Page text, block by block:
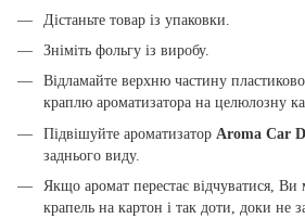
Дістаньте товар із упаковки.
Зніміть фольгу із виробу.
Відламайте верхню частину
краплю ароматизатора на целюлозну
Підвішуйте ароматизатор Aroma Car
заднього виду.
Якщо аромат перестає відчуватися,
крапель на картон і так доти, доки не